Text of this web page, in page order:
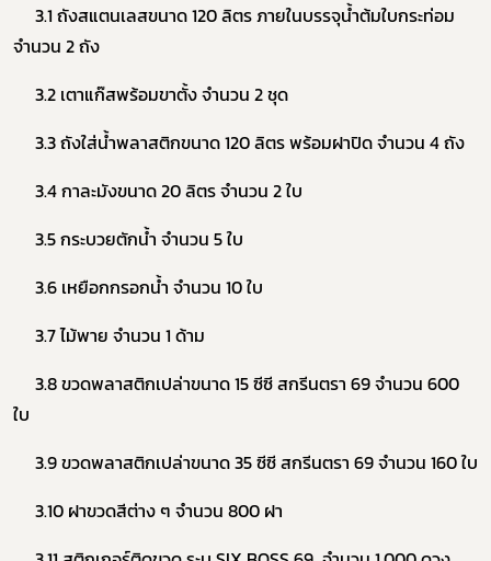
3.1 ถังสแตนเลสขนาด 120 ลิตร ภายในบรรจุน้ำต้มใบกระท่อม
จำนวน 2 ถัง
3.2 เตาแก๊สพร้อมขาตั้ง จำนวน 2 ชุด
3.3 ถังใส่น้ำพลาสติกขนาด 120 ลิตร พร้อมฝาปิด จำนวน 4 ถัง
3.4 กาละมังขนาด 20 ลิตร จำนวน 2 ใบ
3.5 กระบวยตักน้ำ จำนวน 5 ใบ
3.6 เหยือกกรอกน้ำ จำนวน 10 ใบ
3.7 ไม้พาย จำนวน 1 ด้าม
3.8 ขวดพลาสติกเปล่าขนาด 15 ซีซี สกรีนตรา 69 จำนวน 600
ใบ
3.9 ขวดพลาสติกเปล่าขนาด 35 ซีซี สกรีนตรา 69 จำนวน 160 ใบ
3.10 ฝาขวดสีต่าง ๆ จำนวน 800 ฝา